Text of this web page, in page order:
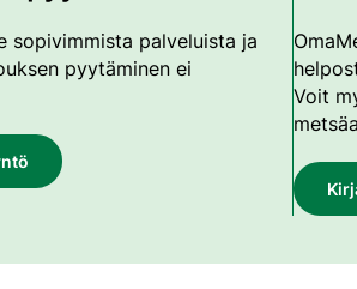
sopivimmista palveluista ja
pyytäminen ei
Voit